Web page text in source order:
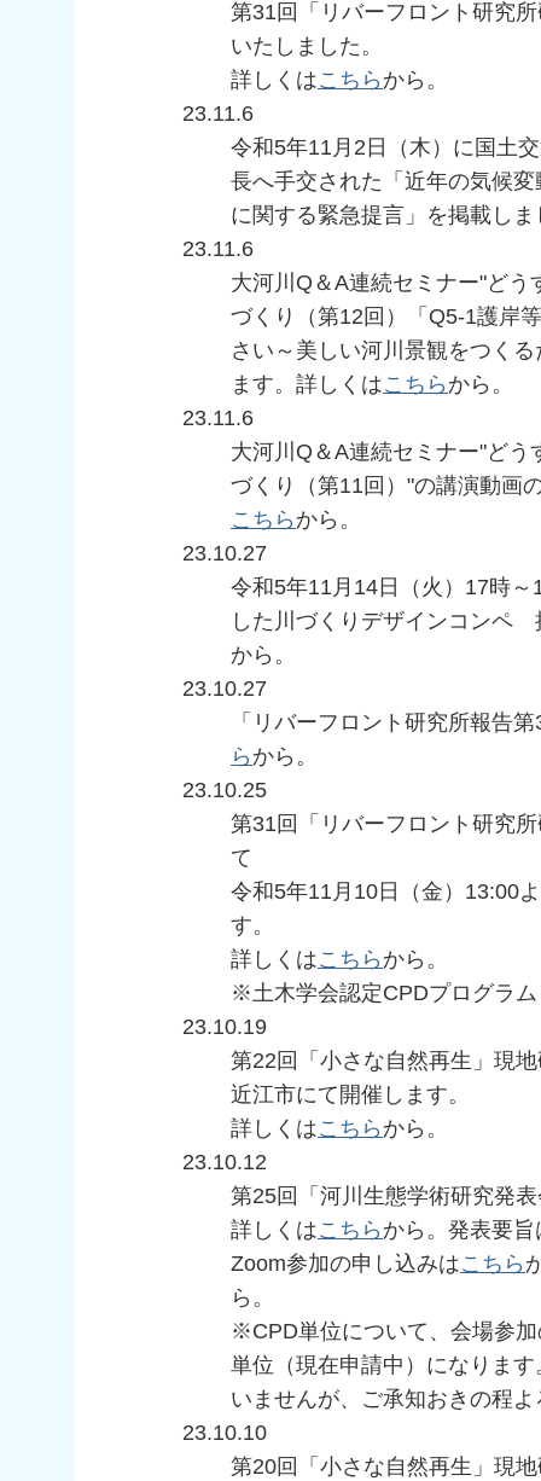
第31回「リバーフロント研究
いたしました。
詳しくはこちら から。
23.11.6
令和5年11月2日（木）に国土
長へ手交された「近年の気候
に関する緊急提言」を掲載し
23.11.6
大河川Q＆A連続セミナー"ど
づくり（第12回）「Q5-1護岸
さい～美しい河川景観をつく
ます。詳しくはこちら から。
23.11.6
大河川Q＆A連続セミナー"ど
づくり（第11回）"の講演動画
こちら から。
23.10.27
令和5年11月14日（火）17時
した川づくりデザインコンペ
から。
23.10.27
「リバーフロント研究所報告
ら から。
23.10.25
第31回「リバーフロント研究
て
令和5年11月10日（金）13:00
す。
詳しくはこちら から。
※土木学会認定CPDプログラ
23.10.19
第22回「小さな自然再生」現
近江市にて開催します。
詳しくはこちら から。
23.10.12
第25回「河川生態学術研究発
詳しくはこちら から。発表要旨
Zoom参加の申し込みはこちら
ら。
※CPD単位について、会場参
単位（現在申請中）になりま
いませんが、ご承知おきの程
23.10.10
第20回「小さな自然再生」現